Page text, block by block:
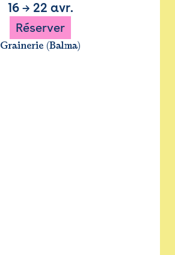
16→ 22 avr.
Réserver
Grainerie (Balma)